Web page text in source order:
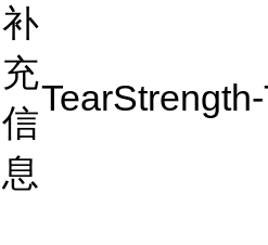
补
充
信
息